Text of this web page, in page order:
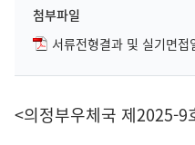
첨부파일
서류전형결과 및 실기면
<의정부우체국 제2025-9